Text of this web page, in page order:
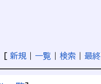
[ 新規 一覧 検索 最